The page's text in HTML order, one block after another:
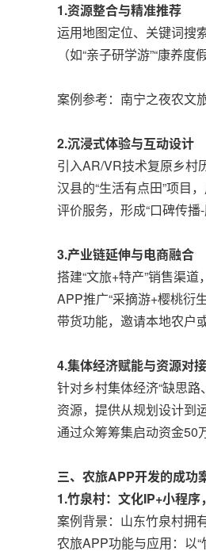
1.资源整合与精准推荐
运用地图定位、关键词搜
（如“亲子研学游”“康养度
案例参考：南宁之夜农文
2.沉浸式体验与互动设计
引入AR/VR技术复原乡村
汉县的“生活有点田”项目
评价服务，形成“口碑传播-
3.产业链延伸与电商融合
搭建“文旅+特产”销售渠
APP推广“采摘游+樱桃衍
带货功能，邀请本地农户
4.集体经济赋能与资源对接
针对乡村集体经济“缺思
资源，提供从规划设计到
通过众筹筹集启动资金50
三、农旅APP开发的成功
1.竹泉村：文化IP+小程
案例背景：山东竹泉村拥
农旅APP功能与应用：以